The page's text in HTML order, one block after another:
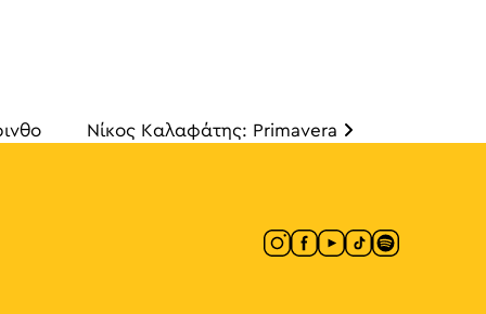
Νίκος Καλαφάτης: Primavera